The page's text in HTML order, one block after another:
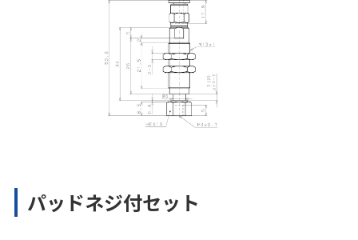
パッドネジ付セット